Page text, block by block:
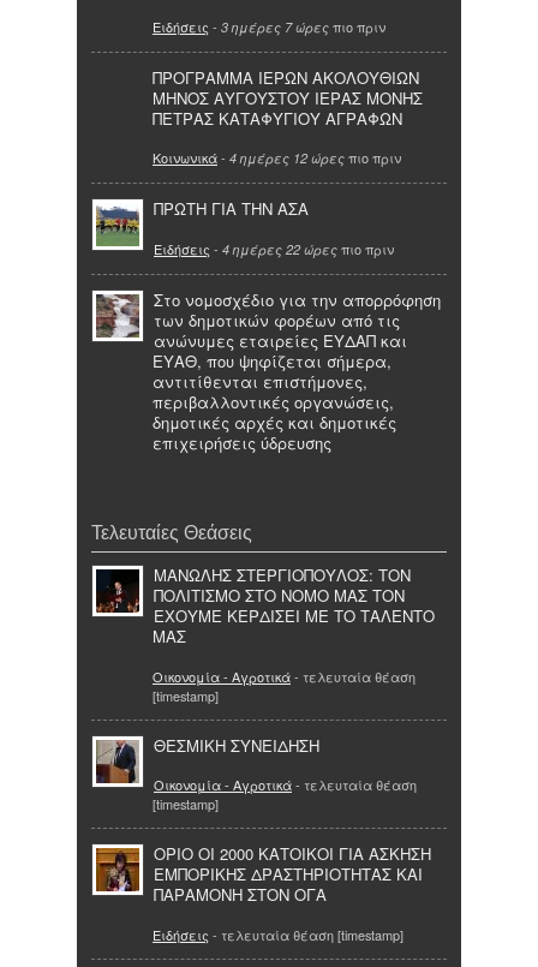
Ειδήσεις - 3 ημέρες 7 ώρες πιο πριν
ΠΡΟΓΡΑΜΜΑ ΙΕΡΩΝ ΑΚΟΛΟΥΘΙΩΝ
ΜΗΝΟΣ ΑΥΓΟΥΣΤΟΥ ΙΕΡΑΣ ΜΟΝΗΣ
ΠΕΤΡΑΣ ΚΑΤΑΦΥΓΙΟΥ ΑΓΡΑΦΩΝ
Κοινωνικά- 4 ημέρες 12 ώρες πιο πριν
ΠΡΩΤΗ ΓΙΑ ΤΗΝ ΑΣΑ
Ειδήσεις - 4 ημέρες 22 ώρες πιο πριν
Στο νομοσχέδιο για την απορρόφηση
των δημοτικών φορέων από τις
ανώνυμες εταιρείες ΕΥΔΑΠ και
ΕΥΑΘ, που ψηφίζεται σήμερα,
αντιτίθενται επιστήμονες,
περιβαλλοντικές οργανώσεις,
δημοτικές αρχές και δημοτικές
επιχειρήσεις ύδρευσης
Τελευταίες Θεάσεις
ΜΑΝΩΛΗΣ ΣΤΕΡΓΙΟΠΟΥΛΟΣ: ΤΟΝ
ΠΟΛΙΤΙΣΜΟ ΣΤΟ ΝΟΜΟ ΜΑΣ ΤΟΝ
ΕΧΟΥΜΕ ΚΕΡΔΙΣΕΙ ΜΕ ΤΟ ΤΑΛΕΝΤΟ
ΜΑΣ
Οικονομία - Αγροτικά- τελευταία θέαση
[timestamp]
ΘΕΣΜΙΚΗ ΣΥΝΕΙΔΗΣΗ
Οικονομία - Αγροτικά- τελευταία θέαση
[timestamp]
ΟΡΙΟ ΟΙ 2000 ΚΑΤΟΙΚΟΙ ΓΙΑ ΑΣΚΗΣΗ
ΕΜΠΟΡΙΚΗΣ ΔΡΑΣΤΗΡΙΟΤΗΤΑΣ ΚΑΙ
ΠΑΡΑΜΟΝΗ ΣΤΟΝ ΟΓΑ
Ειδήσεις - τελευταία θέαση [timestamp]